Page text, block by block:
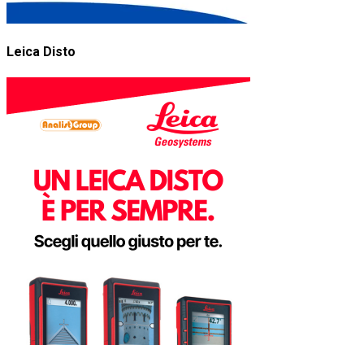
Leica Disto